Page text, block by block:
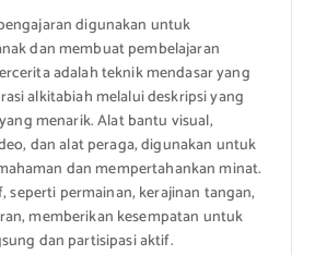
digunakan untuk
dan membuat pembelajaran
adalah teknik mendasar yang
alkitabiah melalui deskripsi yang
menarik. Alat bantu visual,
dan alat peraga, digunakan untuk
dan mempertahankan minat.
seperti permainan, kerajinan tangan,
memberikan kesempatan untuk
dan partisipasi aktif.